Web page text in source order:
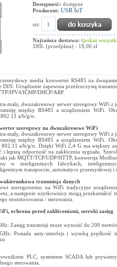
Dostępność: dostępne
Producent: USR IoT
szt:
Najtańsza dostawa: (pokaż
DHL (przedpłata) - 18,00 zł
media konwerter RS485 na
DIN. Urządzenie zapewnia przeźroczystą
IPV4/ICMP/DHCP/ARP.
mały, dwuzakresowy serwer szeregowy WiFi
między RS485 a urządzeniem WiFi.
a/b/g/n.
szeregowy na dwuzakresowe WiFi
mały, dwuzakresowy serwer szeregowy WiFi
między RS485 a urządzeniem WiFi.
802.11 a/b/g/n. Dzięki WiFi 2,4 G ma większy
i lepszą odporność na zakłócenia sygnału.
jak MQTT/TCP/UDP/HTTP, konwersja
w inteligentnych fabrykach,
transporcie, automatyce przemysłowej i
transmisja danych
szeregowemu na WiFi tradycyjne
a następnie użytkownicy mogą przekształcić
monitorowania / sterowania.
ochrona przed zakłóceniami, szeroki zasięg
Zasięg transmisji może wynosić do 200
Posiada anty-interfejs i wysoką prędkość
PLC, systemem SCADA lub
sterowania.